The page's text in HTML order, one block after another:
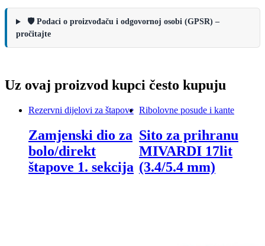
🛡️ Podaci o proizvođaču i odgovornoj osobi (GPSR) –
pročitajte
Uz ovaj proizvod kupci često kupuju
Rezervni dijelovi za štapove
Zamjenski dio za
bolo/direkt
štapove 1. sekcija
Ribolovne posude i kante
Sito za prihranu
MIVARDI 17lit
(3.4/5.4 mm)